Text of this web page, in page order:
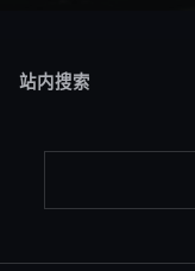
站内搜索